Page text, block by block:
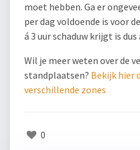
moet hebben. Ga er
per dag voldoende is voor
á 3 uur schaduw krijgt is
Wil je meer weten over de
standplaatsen? Bekijk hier
verschillende zones
0